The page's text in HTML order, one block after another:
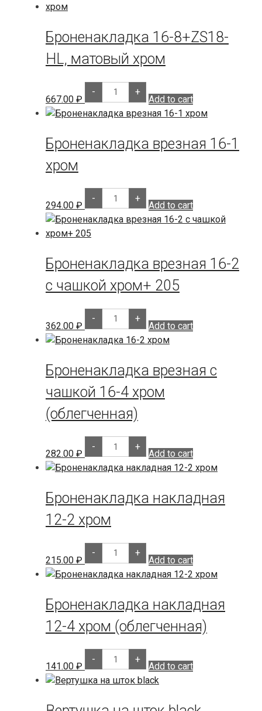
Броненакладка 16-8+ZS18-
HL, матовый хром
667.00 ₽
-
Броненакладка
16-
8+ZS18-
HL,
quantity
+
Add to cart
Броненакладка врезная 16-1
хром
294.00 ₽
-
Броненакладка
врезная
16-
1
+
Add to cart
Броненакладка врезная 16-2
с чашкой хром+ 205
362.00 ₽
-
Броненакладка
врезная
16-
2
хром+
205
quantity
+
Add to cart
Броненакладка врезная с
чашкой 16-4 хром
(облегченная)
282.00 ₽
-
Броненакладка
врезная
с
чашкой
хром
(облегченная)
quantity
+
Add to cart
Броненакладка накладная
12-2 хром
215.00 ₽
-
Броненакладка
накладная
12-
2
+
Add to cart
Броненакладка накладная
12-4 хром (облегченная)
141.00 ₽
-
Броненакладка
накладная
12-
4
+
Add to cart